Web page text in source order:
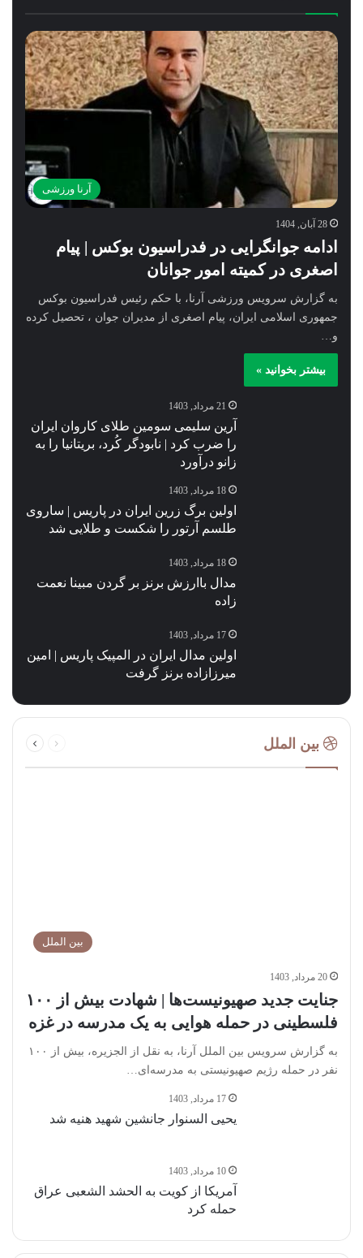
آرنا ورزشی
28 آبان, 1404
ادامه جوانگرایی در فدراسیون بوکس | پیام
اصغری در کمیته امور جوانان
به گزارش سرویس ورزشی آرنا، با حکم رئیس فدراسیون بوکس
جمهوری اسلامی ایران، پیام اصغری از مدیران جوان ، تحصیل کرده
و…
بیشتر بخوانید »
21 مرداد, 1403
آرین سلیمی سومین طلای کاروان ایران
را ضرب کرد | نابودگر کُرد، بریتانیا را به
زانو درآورد
18 مرداد, 1403
اولین برگ زرین ایران در پاریس | ساروی
طلسم آرتور را شکست و طلایی شد
18 مرداد, 1403
مدال باارزش برنز بر گردن مبینا نعمت‌
زاده
17 مرداد, 1403
اولین مدال ایران در المپیک پاریس | امین
میرزازاده برنز گرفت
بین الملل
صفحه
بین الملل
20 مرداد, 1403
جنایت جدید صهیونیست‌ها | شهادت بیش از ۱۰۰
فلسطینی در حمله هوایی به یک مدرسه در غزه
به گزارش سرویس بین الملل آرنا، به نقل از الجزیره، بیش از ۱۰۰
نفر در حمله رژیم صهیونیستی به مدرسه‌ای…
17 مرداد, 1403
یحیی السنوار جانشین شهید هنیه شد
10 مرداد, 1403
آمریکا از کویت به الحشد الشعبی عراق
حمله کرد